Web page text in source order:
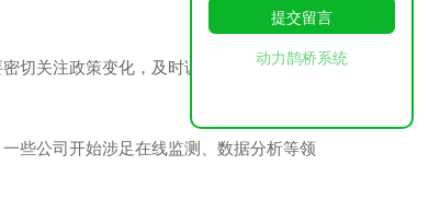
切关注政策变化，及时调整生产经营方
些公司开始涉足在线监测、数据分析等领
提交留言
动力鹊桥系统